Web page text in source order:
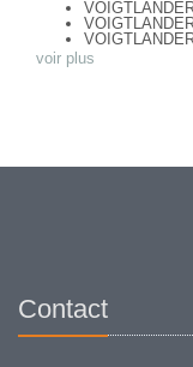
voir plus
Contact